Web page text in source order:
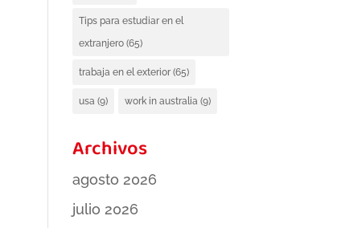
Tips para estudiar en el
extranjero (65)
trabaja en el exterior (65)
usa (9) work in australia (9)
Archivos
agosto 2026
julio 2026